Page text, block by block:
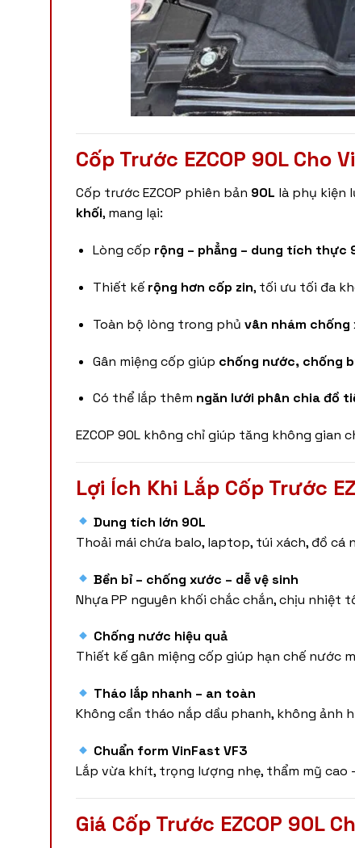
Cốp Trước EZCOP 90L Cho
Cốp trước EZCOP phiên bản 90L là phụ kiện
khối, mang lại:
Lòng cốp rộng – phẳng – dung tích thực
Thiết kế rộng hơn cốp zin, tối ưu tối đa
Toàn bộ lòng trong phủ vân nhám chống
Gân miệng cốp giúp chống nước, chống
Có thể lắp thêm ngăn lưới phân chia đồ
EZCOP 90L không chỉ giúp tăng không
Lợi Ích Khi Lắp Cốp Trước
Dung tích lớn 90L
Thoải mái chứa balo, laptop, túi xách, đồ cá
Bền bỉ – chống xước – dễ vệ sinh
Nhựa PP nguyên khối chắc chắn, chịu nhiệt
Chống nước hiệu quả
Thiết kế gân miệng cốp giúp hạn chế nước
Tháo lắp nhanh – an toàn
Không cần tháo nắp dầu phanh, không ảnh
Chuẩn form VinFast VF3
Lắp vừa khít, trọng lượng nhẹ, thẩm mỹ cao
Giá Cốp Trước EZCOP 90L